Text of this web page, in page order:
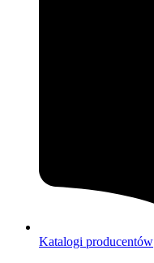
Katalogi producentów